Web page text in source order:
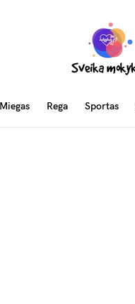
Miegas Rega Sportas